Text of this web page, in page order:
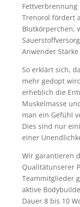
Trenorol fördert
Blutkörperchen,
Anwender
So erklärt sich,
mehr gedopt
erheblich die
Muskelmasse
man ein Gefühl
Dies sind nur
einer
Wir garantieren
Qualitätunserer
Teammitglieder
aktive
Dauer 8 bis 10